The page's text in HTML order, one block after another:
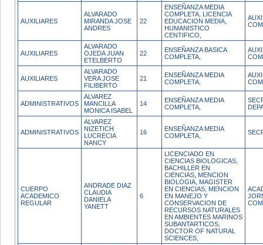
AUXILIARES
ALVARADO
MIRANDA JOSE
ANDRES
22
ENSEÑANZA MEDIA
COMPLETA, LICENCIA
EDUCACION MEDIA,
HUMANISTICO
CENTIFICO,
AUXILIARES
ALVARADO
OJEDA JUAN
ETELBERTO
22
ENSEÑANZA BASICA
COMPLETA,
AUXILIARES
ALVARADO
VERA JOSE
FILIBERTO
21
ENSEÑANZA MEDIA
COMPLETA,
ADMINISTRATIVOS
ALVAREZ
MANCILLA
MONICA ISABEL
14
ENSEÑANZA MEDIA
COMPLETA,
ADMINISTRATIVOS
ALVAREZ
NIZETICH
LUCRECIA
NANCY
16
ENSEÑANZA MEDIA
COMPLETA,
CUERPO
ACADEMICO
REGULAR
ANDRADE DIAZ
CLAUDIA
DANIELA
YANETT
6
LICENCIADO EN
CIENCIAS BIOLOGICAS,
BACHILLER EN
CIENCIAS, MENCION
BIOLOGIA, MAGISTER
EN CIENCIAS, MENCION
EN MANEJO Y
CONSERVACION DE
RECURSOS NATURALES
EN AMBIENTES MARINOS
SUBANTARTICOS,
DOCTOR OF NATURAL
SCIENCES,